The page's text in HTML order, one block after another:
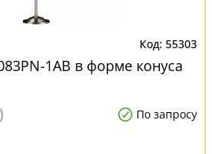
55303
1AB в форме конуса
По запросу